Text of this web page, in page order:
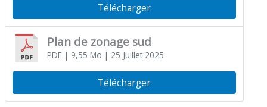
Télécharger
Plan de zonage sud
PDF| 9,55 Mo | 25 Juillet 2025
Télécharger